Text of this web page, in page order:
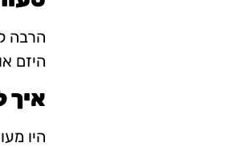
הרבה
היזם
איך
היו